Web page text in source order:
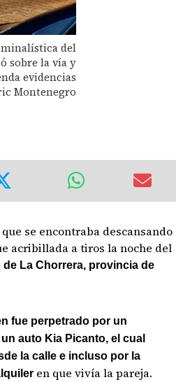
del
sobre la vía y
evidencias
Montenegro
se encontraba descansando
acribillada a tiros la noche del
La Chorrera, provincia de
fue perpetrado por un
auto Kia Picanto, el cual
la calle e incluso por la
en que vivía la pareja.